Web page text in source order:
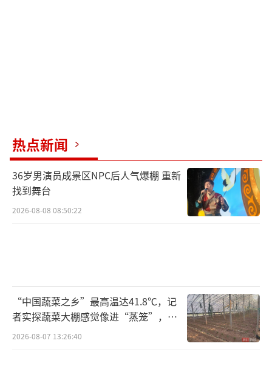
热点新闻
36岁男演员成景区NPC后人气爆棚 重新
找到舞台
2026-08-08 08:50:22
“中国蔬菜之乡”最高温达41.8℃，记
者实探蔬菜大棚感觉像进“蒸笼”，有
村民称只能凌晨两点起来干活
2026-08-07 13:26:40